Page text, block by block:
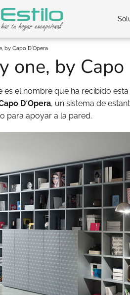
by Capo D´Opera
one, by Capo
es el nombre que ha recibido
D´Opera, un sistema de
para apoyar a la pared.